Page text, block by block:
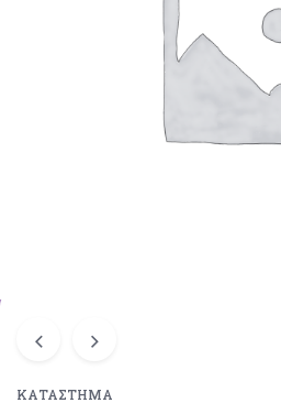
ΚΑΤΆΣΤΗΜΑ